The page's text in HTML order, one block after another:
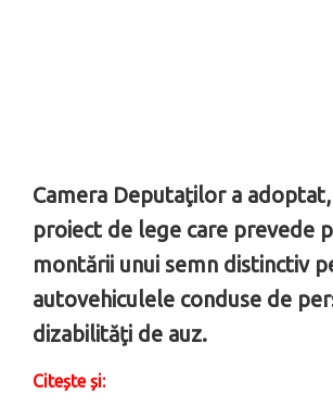
Camera Deputaţilor a
proiect de lege care prevede
montării unui semn distinctiv
autovehiculele conduse de
dizabilităţi de auz.
Citește și: